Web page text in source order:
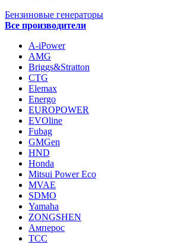
Бензиновые генераторы
Все производители
A-iPower
AMG
Briggs&Stratton
CTG
Elemax
Energo
EUROPOWER
EVOline
Fubag
GMGen
HND
Honda
Mitsui Power Eco
MVAE
SDMO
Yamaha
ZONGSHEN
Амперос
ТСС